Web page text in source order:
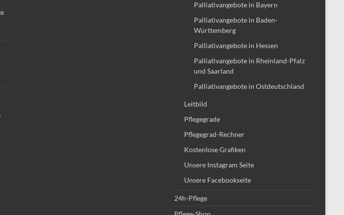
Palliativangebote in Bayern
Palliativangebote in Baden-
Württemberg
Palliativangebote in Hessen
Palliativangebote in Rheinland-Pfalz
und Saarland
Palliativangebote in Ostdeutschland
Leitbild
Pflegegrade
Pflegegrad-Rechner
Kostenlose Grafiken
Unsere Instagram Seite
Unsere Facebookseite
24h-Pflege